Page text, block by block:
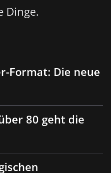
Dinge.
Format: Die neue
80 geht die